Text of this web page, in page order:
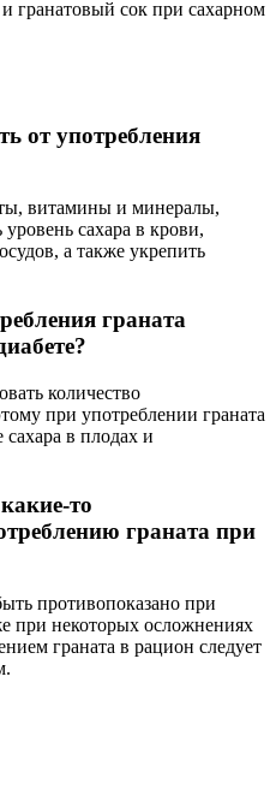
гранатовый сок при сахарном
от употребления
витамины и минералы,
сахара в крови,
а также укрепить
граната
количество
при употреблении граната
сахара в плодах и
то
граната при
противопоказано при
при некоторых осложнениях
граната в рацион следует